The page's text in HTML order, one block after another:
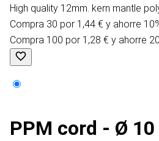
High quality 12mm. kern mantle
Compra 30 por 1,44 € y ahorre
Compra 100 por 1,28 € y ahorre
PPM cord - Ø